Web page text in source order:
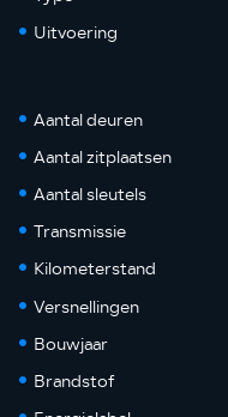
Uitvoering
Aantal deuren
Aantal zitplaatsen
Aantal sleutels
Transmissie
Kilometerstand
Versnellingen
Bouwjaar
Brandstof